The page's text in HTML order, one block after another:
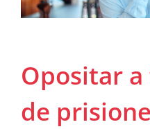
Opositar
de